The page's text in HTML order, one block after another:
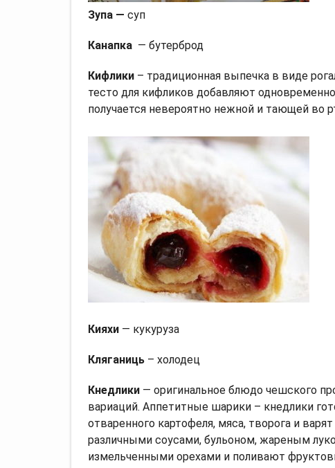
Зупа — суп
Канапка — бутерброд
Кифлики – традиционная выпечка в виде
тесто для кифликов добавляют
получается невероятно нежной и тающей во
Кияхи — кукуруза
Кляганиць – холодец
Кнедлики — оригинальное блюдо чешского
вариаций. Аппетитные шарики – кнедлики
отваренного картофеля, мяса, творога и
различными соусами, бульоном, жареным
измельченными орехами и поливают